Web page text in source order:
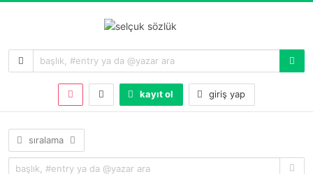
kayıt ol giriş yap
sıralama